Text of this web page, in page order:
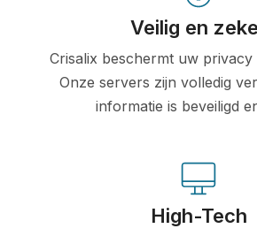
Veilig en
Crisalix beschermt uw privacy
Onze servers zijn volledig
informatie is beveiligd
High-Tech